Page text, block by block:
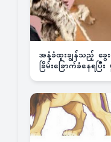
အနံ့ခံထူးချွန်သည့် ခွ
ခြိမ်းခြောက်ခံနေရ